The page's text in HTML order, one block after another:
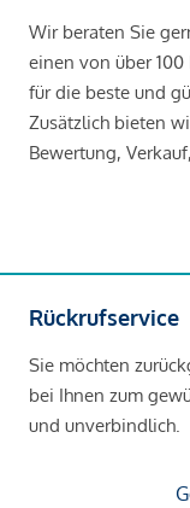
Wir beraten Sie
einen von über
für die beste und
Zusätzlich bieten
Bewertung,
Rückrufservice
Sie möchten
bei Ihnen zum
und unverbindlich.